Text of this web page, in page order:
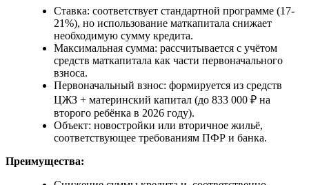
Ставка: соответствует стандартной программе (17-
21%), но использование маткапитала снижает
необходимую сумму кредита.
Максимальная сумма: рассчитывается с учётом
средств маткапитала как части первоначального
взноса.
Первоначальный взнос: формируется из средств
ЦЖЗ + материнский капитал (до 833 000 ₽ на
второго ребёнка в 2026 году).
Объект: новостройки или вторичное жильё,
соответствующее требованиям ПФР и банка.
Преимущества: